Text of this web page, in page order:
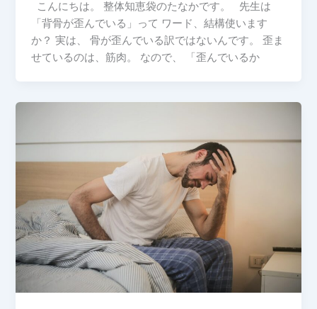
こんにちは。 整体知恵袋のたなかです。 先生は
「背骨が歪んでいる」って ワード、結構使います
か？ 実は、 骨が歪んでいる訳ではないんです。 歪ま
せているのは、筋肉。 なので、 「歪んでいるか